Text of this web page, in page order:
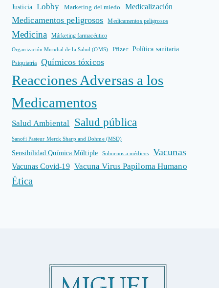
Justicia
Lobby Marketing del miedo Medicalización
Medicamentos peligrosos Medicamentos peligrosos
Medicina Márketing farmacéutico
Organización Mundial de la Salud (OMS) Pfizer Política sanitaria
Psiquiatría Químicos tóxicos
Reacciones Adversas a los
Medicamentos
Salud Ambiental Salud pública
Sanofi Pasteur Merck Sharp and Dohme (MSD)
Sensibilidad Química Múltiple Sobornos a médicos Vacunas
Vacunas Covid-19 Vacuna Virus Papiloma Humano
Ética